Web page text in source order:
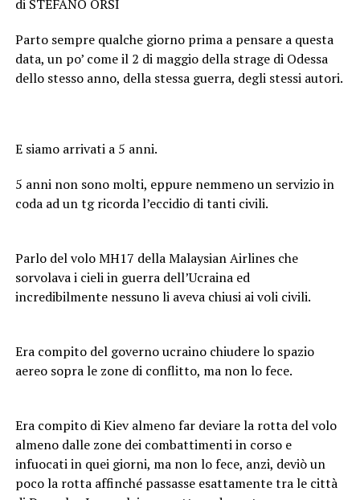
di STEFANO ORSI
Parto sempre qualche giorno prima a pensare a questa
data, un po’ come il 2 di maggio della strage di Odessa
dello stesso anno, della stessa guerra, degli stessi autori.
E siamo arrivati a 5 anni.
5 anni non sono molti, eppure nemmeno un servizio in
coda ad un tg ricorda l’eccidio di tanti civili.
Parlo del volo MH17 della Malaysian Airlines che
sorvolava i cieli in guerra dell’Ucraina ed
incredibilmente nessuno li aveva chiusi ai voli civili.
Era compito del governo ucraino chiudere lo spazio
aereo sopra le zone di conflitto, ma non lo fece.
Era compito di Kiev almeno far deviare la rotta del volo
almeno dalle zone dei combattimenti in corso e
infuocati in quei giorni, ma non lo fece, anzi, deviò un
poco la rotta affinché passasse esattamente tra le città